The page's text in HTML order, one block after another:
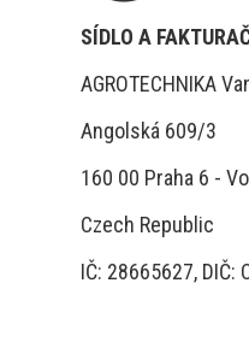
SÍDLO A
AGROTECHNIKA
Angolská 609/3
160 00 Praha 6 -
Czech Republic
IČ: 28665627, DIČ: